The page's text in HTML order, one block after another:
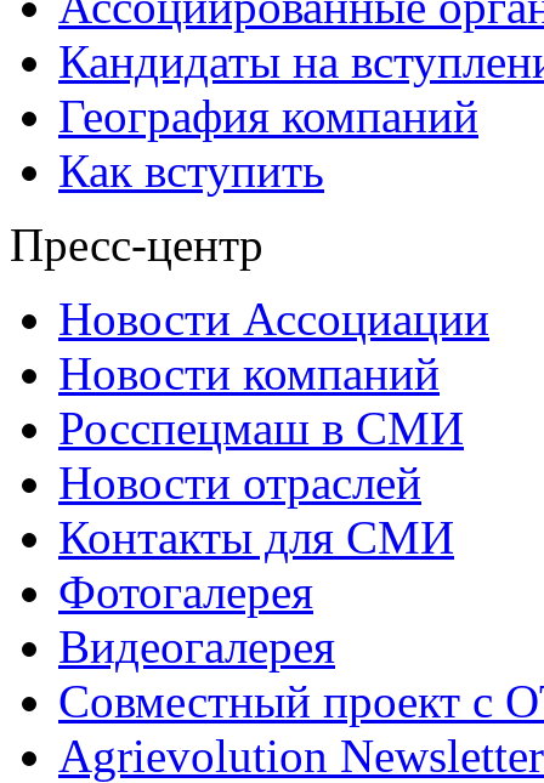
Кандидаты на
География компаний
Как вступить
Пресс-центр
Новости Ассоциации
Новости компаний
Росспецмаш в СМИ
Новости отраслей
Контакты для СМИ
Фотогалерея
Видеогалерея
Совместный проект с
Agrievolution Newsletter